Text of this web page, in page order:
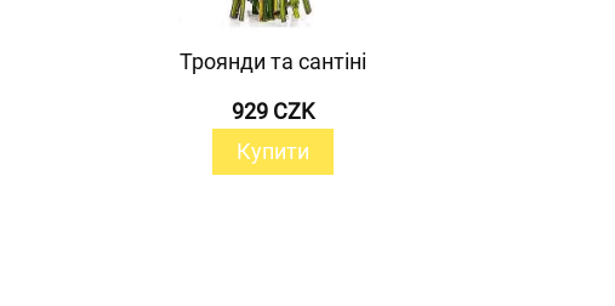
Троянди та сантіні
929 CZK
Купити